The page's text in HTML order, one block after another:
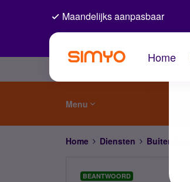
Maandelijks aanpasbaar
Home
Menu
Home Diensten Buitenland
BEANTWOORD